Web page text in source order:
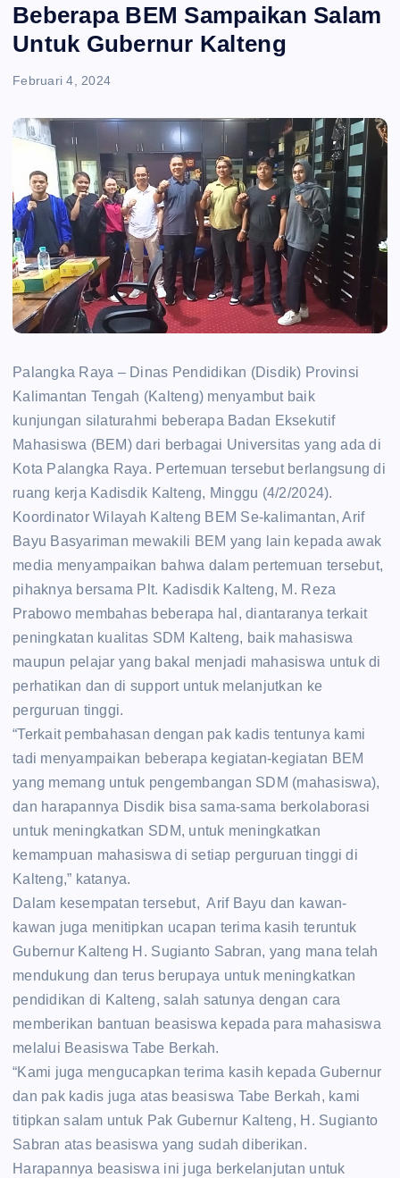
Beberapa BEM Sampaikan Salam
Untuk Gubernur Kalteng
Februari 4, 2024
Palangka Raya – Dinas Pendidikan (Disdik) Provinsi
Kalimantan Tengah (Kalteng) menyambut baik
kunjungan silaturahmi beberapa Badan Eksekutif
Mahasiswa (BEM) dari berbagai Universitas yang ada di
Kota Palangka Raya. Pertemuan tersebut berlangsung di
ruang kerja Kadisdik Kalteng, Minggu (4/2/2024).
Koordinator Wilayah Kalteng BEM Se-kalimantan, Arif
Bayu Basyariman mewakili BEM yang lain kepada awak
media menyampaikan bahwa dalam pertemuan tersebut,
pihaknya bersama Plt. Kadisdik Kalteng, M. Reza
Prabowo membahas beberapa hal, diantaranya terkait
peningkatan kualitas SDM Kalteng, baik mahasiswa
maupun pelajar yang bakal menjadi mahasiswa untuk di
perhatikan dan di support untuk melanjutkan ke
perguruan tinggi.
“Terkait pembahasan dengan pak kadis tentunya kami
tadi menyampaikan beberapa kegiatan-kegiatan BEM
yang memang untuk pengembangan SDM (mahasiswa),
dan harapannya Disdik bisa sama-sama berkolaborasi
untuk meningkatkan SDM, untuk meningkatkan
kemampuan mahasiswa di setiap perguruan tinggi di
Kalteng,” katanya.
Dalam kesempatan tersebut, Arif Bayu dan kawan-
kawan juga menitipkan ucapan terima kasih teruntuk
Gubernur Kalteng H. Sugianto Sabran, yang mana telah
mendukung dan terus berupaya untuk meningkatkan
pendidikan di Kalteng, salah satunya dengan cara
memberikan bantuan beasiswa kepada para mahasiswa
melalui Beasiswa Tabe Berkah.
“Kami juga mengucapkan terima kasih kepada Gubernur
dan pak kadis juga atas beasiswa Tabe Berkah, kami
titipkan salam untuk Pak Gubernur Kalteng, H. Sugianto
Sabran atas beasiswa yang sudah diberikan.
Harapannya beasiswa ini juga berkelanjutan untuk